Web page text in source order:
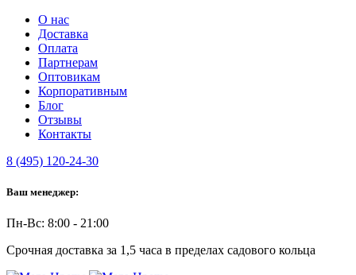
О нас
Доставка
Оплата
Партнерам
Оптовикам
Корпоративным
Блог
Отзывы
Контакты
8 (495) 120-24-30
Ваш менеджер:
Пн-Вс: 8:00 - 21:00
Срочная доставка за 1,5 часа в пределах садового кольца